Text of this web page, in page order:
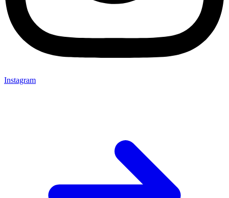
Instagram